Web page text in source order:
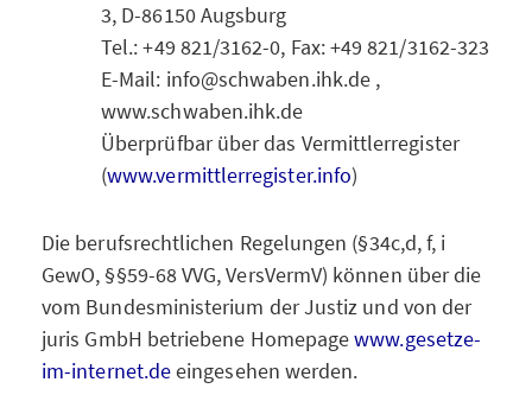
3, D-86150 Augsburg
Tel.: +49 821/3162-0, Fax: +49 821/3162-323
E-Mail: info@schwaben.ihk.de ,
www.schwaben.ihk.de
Überprüfbar über das Vermittlerregister
(www.vermittlerregister.info)
Die berufsrechtlichen Regelungen (§34c,d, f, i
GewO, §§59-68 VVG, VersVermV) können über die
vom Bundesministerium der Justiz und von der
juris GmbH betriebene Homepagewww.gesetze-
im-internet.deeingesehen werden.